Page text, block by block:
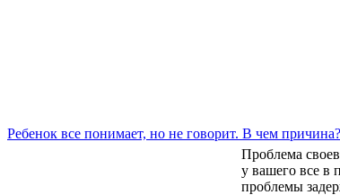
Ребенок все понимает, но не говорит. В чем причина?
Проблема
у вашего все в
проблемы